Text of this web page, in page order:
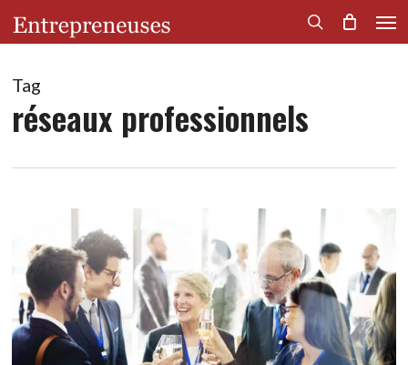
content
search
Tag
réseaux professionnels